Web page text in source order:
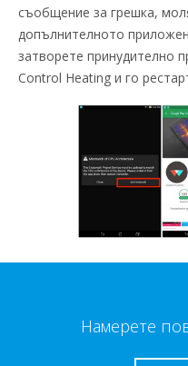
съобщение за грешка,
допълнителното
затворете принудително
Control Heating и го
Намерете